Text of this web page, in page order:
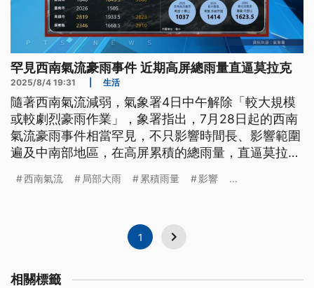
罕見西南氣流豪雨事件 近期高屏總雨量直逼莫拉克
2025/8/4 19:31 生活
隨著西南氣流減弱，氣象署4日中午解除「較大規模
或較劇烈豪雨作業」，象署指出，7月28日起的西南
氣流豪雨事件相當罕見，不只影響時間長、影響範圍
遍及中南部地區，在高屏累積的總雨量，直逼莫拉克
等級以上的降雨。
西南氣流 局部大雨 累積雨量 影響 ...
1
相關標籤